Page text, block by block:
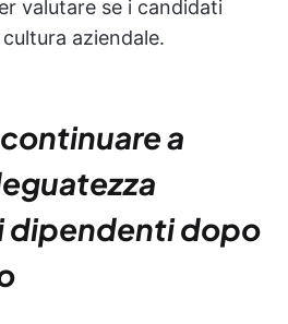
valutare se i candidati
aziendale.
a
dipendenti dopo